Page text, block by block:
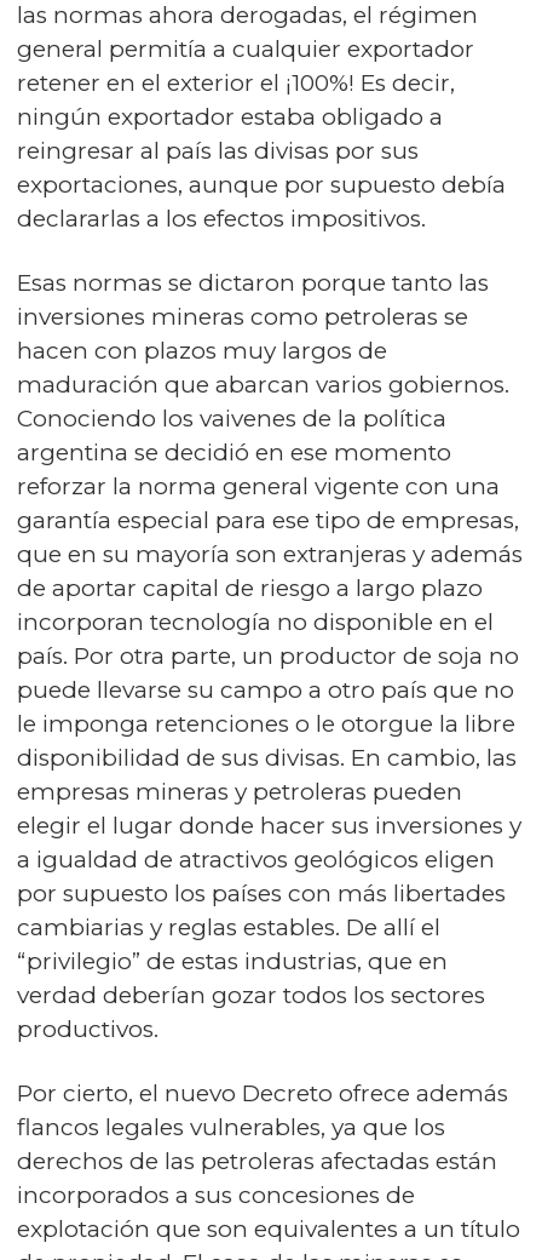
las normas ahora derogadas, el régimen
general permitía a cualquier exportador
retener en el exterior el ¡100%! Es decir,
ningún exportador estaba obligado a
reingresar al país las divisas por sus
exportaciones, aunque por supuesto debía
declararlas a los efectos impositivos.
Esas normas se dictaron porque tanto las
inversiones mineras como petroleras se
hacen con plazos muy largos de
maduración que abarcan varios gobiernos.
Conociendo los vaivenes de la política
argentina se decidió en ese momento
reforzar la norma general vigente con una
garantía especial para ese tipo de empresas,
que en su mayoría son extranjeras y además
de aportar capital de riesgo a largo plazo
incorporan tecnología no disponible en el
país. Por otra parte, un productor de soja no
puede llevarse su campo a otro país que no
le imponga retenciones o le otorgue la libre
disponibilidad de sus divisas. En cambio, las
empresas mineras y petroleras pueden
elegir el lugar donde hacer sus inversiones y
a igualdad de atractivos geológicos eligen
por supuesto los países con más libertades
cambiarias y reglas estables. De allí el
“privilegio” de estas industrias, que en
verdad deberían gozar todos los sectores
productivos.
Por cierto, el nuevo Decreto ofrece además
flancos legales vulnerables, ya que los
derechos de las petroleras afectadas están
incorporados a sus concesiones de
explotación que son equivalentes a un título